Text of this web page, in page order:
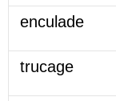
enculade
trucage